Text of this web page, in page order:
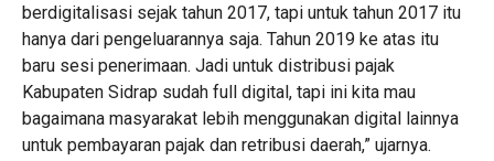
berdigitalisasi sejak tahun 2017, tapi untuk tahun 2017 itu
hanya dari pengeluarannya saja. Tahun 2019 ke atas itu
baru sesi penerimaan. Jadi untuk distribusi pajak
Kabupaten Sidrap sudah full digital, tapi ini kita mau
bagaimana masyarakat lebih menggunakan digital lainnya
untuk pembayaran pajak dan retribusi daerah,” ujarnya.